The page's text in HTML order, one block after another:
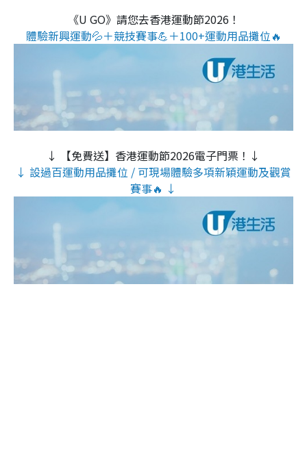
《U GO》請您去香港運動節2026！
體驗新興運動💦＋競技賽事💪＋100+運動用品攤位🔥
↓ 【免費送】香港運動節2026電子門票！↓
↓ 設過百運動用品攤位 / 可現場體驗多項新穎運動及觀賞
賽事🔥 ↓